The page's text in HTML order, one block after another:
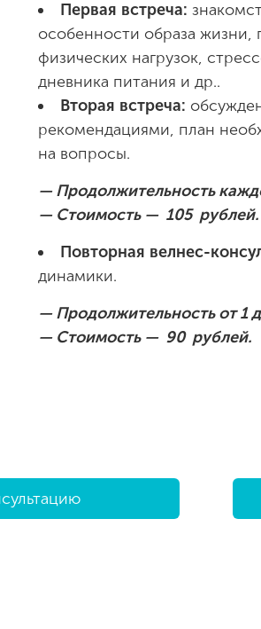
Первая встреча:
особенности образа
физических нагрузок,
дневника питания и др..
Вторая встреча:
рекомендациями, план
на вопросы.
— Продолжительность
— Стоимость — 105 рублей.
Повторная велнес-
динамики.
— Продолжительность от 1
— Стоимость — 90 рублей.